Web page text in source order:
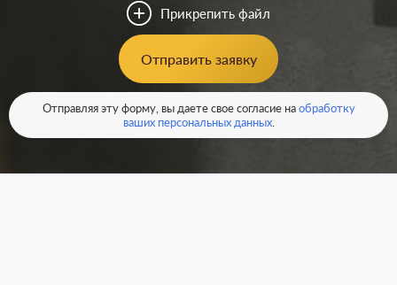
Отправить заявку
Прикрепить файл
Отправляя эту форму, вы даете свое согласие наобработку
ваших персональных данных.